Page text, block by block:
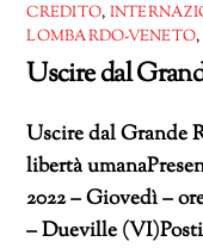
CREDITO,
LOMBARDO-VENETO,
Uscire dal
Uscire dal Grande
libertà
2022 – Giovedì –
– Dueville